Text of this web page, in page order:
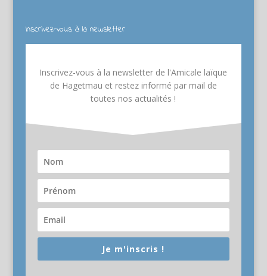
Inscrivez-vous à la newsletter
Inscrivez-vous à la newsletter de l'Amicale laïque
de Hagetmau et restez informé par mail de
toutes nos actualités !
Je m'inscris !